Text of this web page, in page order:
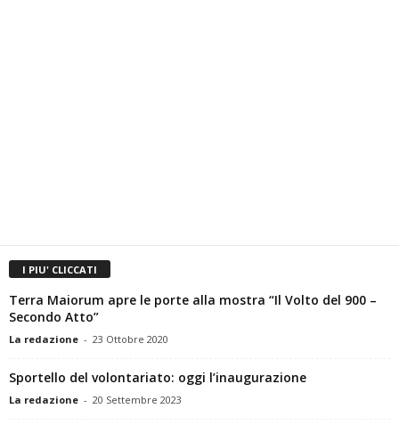
I PIU' CLICCATI
Terra Maiorum apre le porte alla mostra “Il Volto del 900 –
Secondo Atto”
La redazione - 23 Ottobre 2020
Sportello del volontariato: oggi l’inaugurazione
La redazione - 20 Settembre 2023